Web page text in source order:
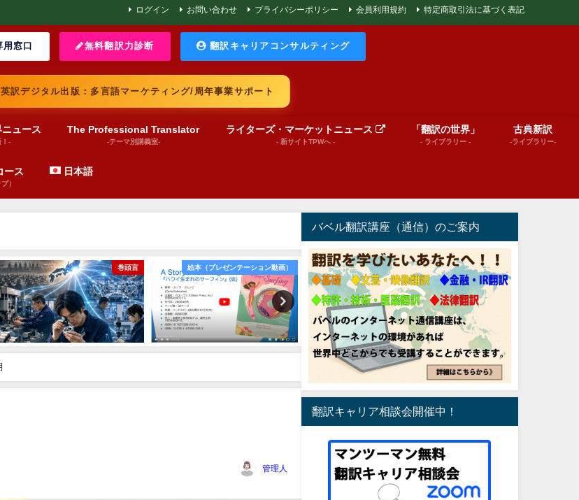
ログイン お問い合わせ プライバシーポリシー 会員利用規約 特定商取引法に基づく表記
窓口 無料翻訳力診断 翻訳キャリアコンサルティング
英訳デジタル出版：多言語マーケティング/周年事業サポート
ュース
！-
The Professional Translator
-テーマ別講義室-
ライターズ・マーケットニュース
- 新サイトTPWへ -
「翻訳の世界」
- ライブラリー -
古典新訳
-ライブラリー-
ース
）
日本語
巻頭言 絵本（プレゼンテーション動画） World News insights 文芸（プレゼンテーション動画）
管理人
バベル翻訳講座（通信）のご案内
翻訳キャリア相談会開催中！